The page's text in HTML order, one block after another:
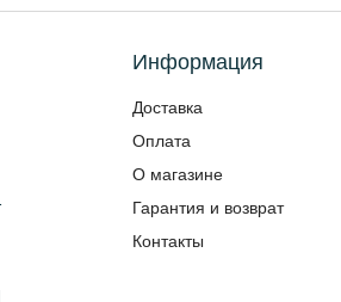
Информация
Доставка
Оплата
О магазине
Гарантия и возврат
Контакты